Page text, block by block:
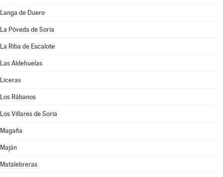
Langa de Duero
La Póveda de Soria
La Riba de Escalote
Las Aldehuelas
Liceras
Los Rábanos
Los Villares de Soria
Magaña
Maján
Matalebreras